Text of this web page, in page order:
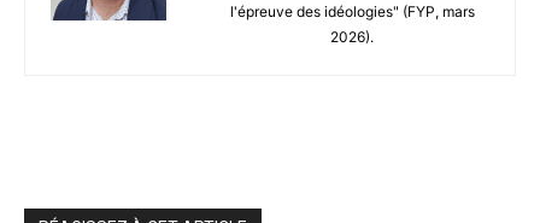
l'épreuve des idéologies" (FYP, mars
2026).